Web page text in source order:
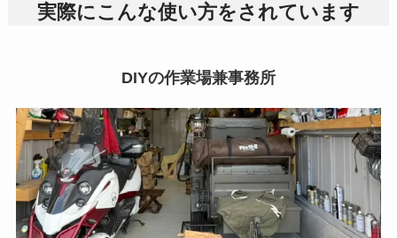
実際にこんな使い方をされています
DIYの作業場兼事務所